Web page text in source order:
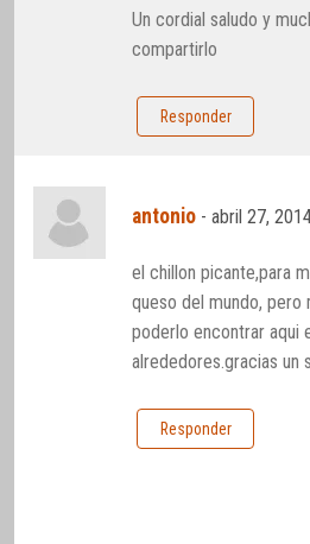
Un cordial saludo y
compartirlo
Responder
antonio -abril 27,
el chillon picante,para
queso del mundo, pero
poderlo encontrar aqui
alrededores.gracias un
Responder